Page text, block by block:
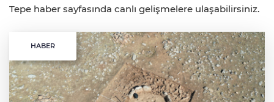
Tepe haber sayfasında canlı gelişmelere ulaşabilirsiniz.
HABER